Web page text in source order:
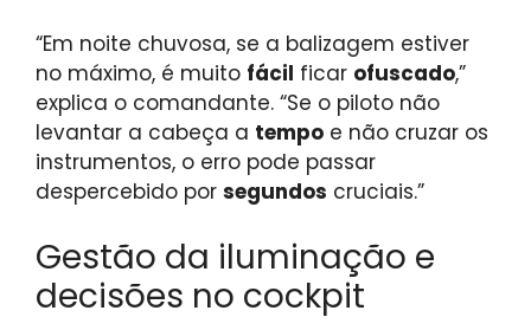
“Em noite chuvosa, se a balizagem estiver
no máximo, é muito fácil ficar ofuscado,”
explica o comandante. “Se o piloto não
levantar a cabeça a tempo e não cruzar os
instrumentos, o erro pode passar
despercebido por segundos cruciais.”
Gestão da iluminação e
decisões no cockpit